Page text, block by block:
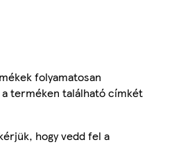
folyamatosan
a terméken található címkét
hogy vedd fel a